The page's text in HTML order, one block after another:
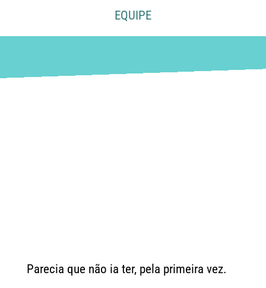
EQUIPE
Parecia que não ia ter, pela primeira vez.